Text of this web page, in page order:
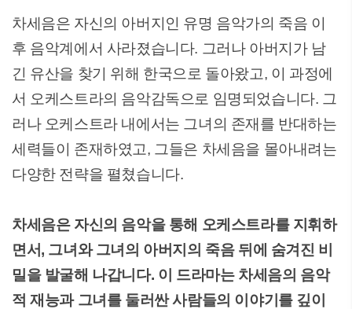
차세음은 자신의 아버지인 유명 음악가의 죽음 이
후 음악계에서 사라졌습니다. 그러나 아버지가 남
긴 유산을 찾기 위해 한국으로 돌아왔고, 이 과정에
서 오케스트라의 음악감독으로 임명되었습니다. 그
러나 오케스트라 내에서는 그녀의 존재를 반대하는
세력들이 존재하였고, 그들은 차세음을 몰아내려는
다양한 전략을 펼쳤습니다.
차세음은 자신의 음악을 통해 오케스트라를 지휘하
면서, 그녀와 그녀의 아버지의 죽음 뒤에 숨겨진 비
밀을 발굴해 나갑니다. 이 드라마는 차세음의 음악
적 재능과 그녀를 둘러싼 사람들의 이야기를 깊이